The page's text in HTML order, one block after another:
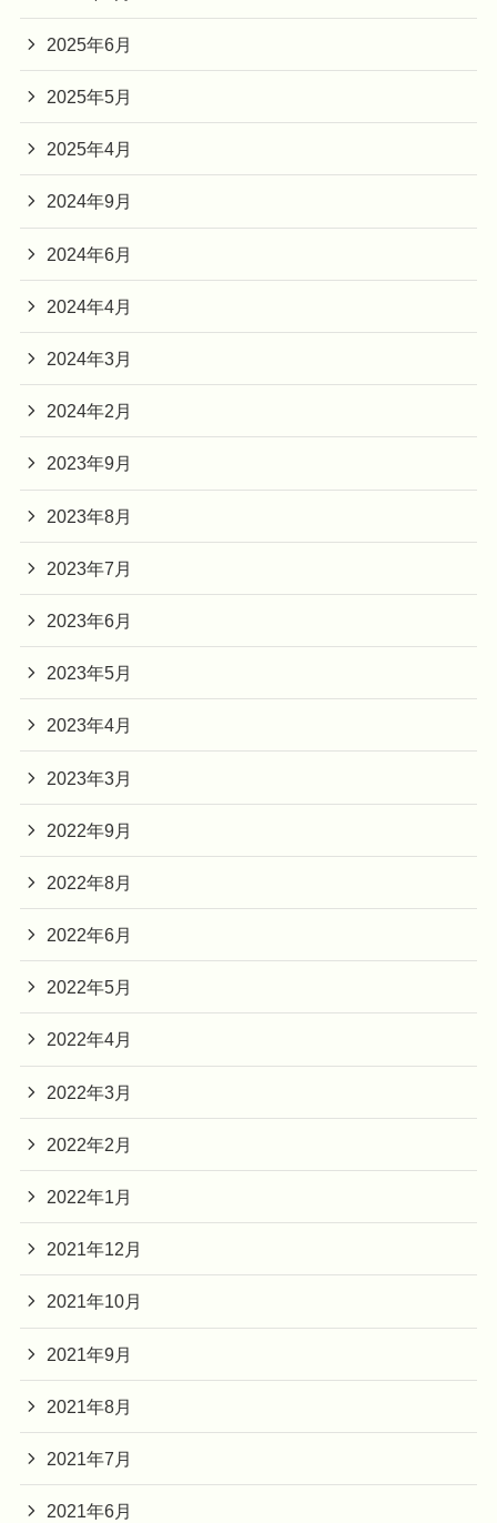
2025年6月
2025年5月
2025年4月
2024年9月
2024年6月
2024年4月
2024年3月
2024年2月
2023年9月
2023年8月
2023年7月
2023年6月
2023年5月
2023年4月
2023年3月
2022年9月
2022年8月
2022年6月
2022年5月
2022年4月
2022年3月
2022年2月
2022年1月
2021年12月
2021年10月
2021年9月
2021年8月
2021年7月
2021年6月